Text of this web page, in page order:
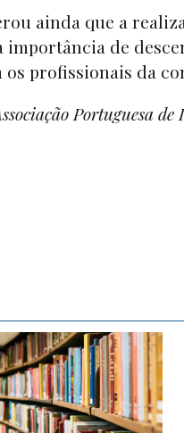
ainda que a
importância de
profissionais da
Portuguesa